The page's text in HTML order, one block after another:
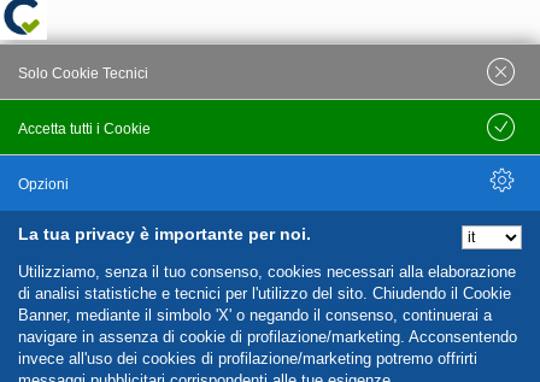
La tua privacy è importante per noi.
Utilizziamo, senza il tuo consenso, cookies necessari alla elaborazione
di analisi statistiche e tecnici per l'utilizzo del sito. Chiudendo il Cookie
Banner, mediante il simbolo 'X' o negando il consenso, continuerai a
navigare in assenza di cookie di profilazione/marketing. Acconsentendo
invece all'uso dei cookies di profilazione/marketing potremo offrirti
Accetta tutti i Cookie
Solo Cookie Tecnici
Salva
Opzioni
Nascondi Opzioni